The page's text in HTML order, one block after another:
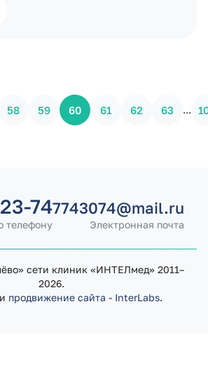
58 59 60 61 62 63 ...
74
телефону
7743074@mail.ru
Электронная почта
сети клиник «ИНТЕЛмед» 2011–
2026.
и продвижение сайта - InterLabs.